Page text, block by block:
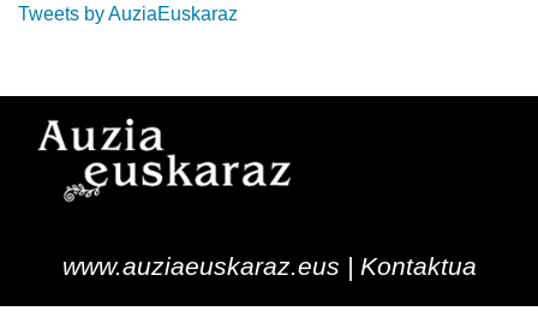
Tweets by AuziaEuskaraz
www.auziaeuskaraz.eus | Kontaktua